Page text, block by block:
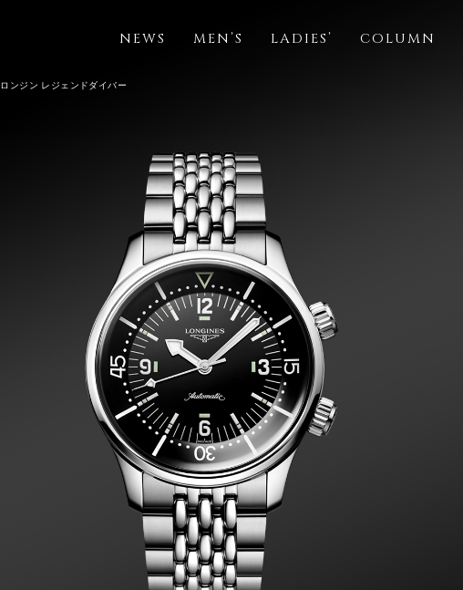
NEWS MEN’S LADIES’ COLUMN
ロンジン レジェンドダイバー